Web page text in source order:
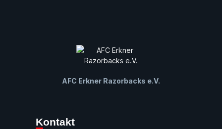
AFC Erkner Razorbacks e.V.
Kontakt